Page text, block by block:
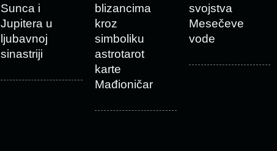
Sunca i
Jupitera u
ljubavnoj
sinastriji
blizancima
kroz
simboliku
astrotarot
karte
Mađioničar
svojstva
Mesečeve
vode